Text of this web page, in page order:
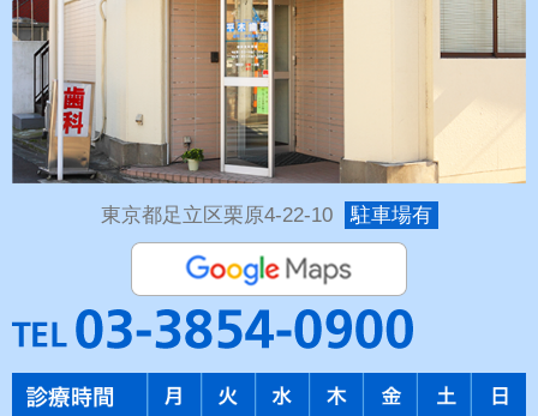
東京都足立区栗原4-22-10 駐車場有